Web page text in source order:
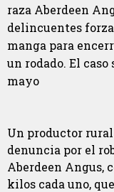
raza Aberdeen
delincuentes
manga para
un rodado. El
mayo
Un productor
denuncia por el
Aberdeen Angus,
kilos cada uno,